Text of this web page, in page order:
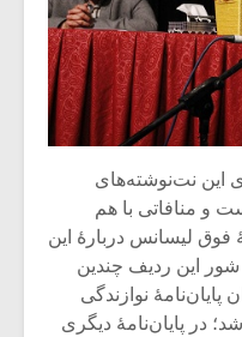
این نت‌‌نوشته‌های
و منافاتی با هم
فوق لیسانس دربارۀ این
این ردیف چندین
نوازندگی
در پایان‌نامۀ دیگری
موریس ژار
دوره
برگزار